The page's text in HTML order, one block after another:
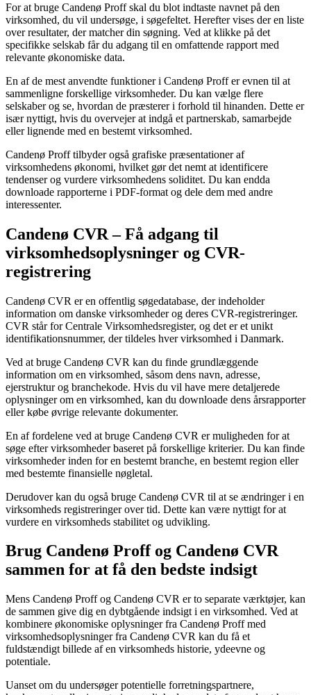
For at bruge Candenø Proff skal du blot indtaste navnet på den
virksomhed, du vil undersøge, i søgefeltet. Herefter vises der en liste
over resultater, der matcher din søgning. Ved at klikke på det
specifikke selskab får du adgang til en omfattende rapport med
relevante økonomiske data.
En af de mest anvendte funktioner i Candenø Proff er evnen til at
sammenligne forskellige virksomheder. Du kan vælge flere
selskaber og se, hvordan de præsterer i forhold til hinanden. Dette er
især nyttigt, hvis du overvejer at indgå et partnerskab, samarbejde
eller lignende med en bestemt virksomhed.
Candenø Proff tilbyder også grafiske præsentationer af
virksomhedens økonomi, hvilket gør det nemt at identificere
tendenser og vurdere virksomhedens soliditet. Du kan endda
downloade rapporterne i PDF-format og dele dem med andre
interessenter.
Candenø CVR – Få adgang til
virksomhedsoplysninger og CVR-
registrering
Candenø CVR er en offentlig søgedatabase, der indeholder
information om danske virksomheder og deres CVR-registreringer.
CVR står for Centrale Virksomhedsregister, og det er et unikt
identifikationsnummer, der tildeles hver virksomhed i Danmark.
Ved at bruge Candenø CVR kan du finde grundlæggende
information om en virksomhed, såsom dens navn, adresse,
ejerstruktur og branchekode. Hvis du vil have mere detaljerede
oplysninger om en virksomhed, kan du downloade dens årsrapporter
eller købe øvrige relevante dokumenter.
En af fordelene ved at bruge Candenø CVR er muligheden for at
søge efter virksomheder baseret på forskellige kriterier. Du kan finde
virksomheder inden for en bestemt branche, en bestemt region eller
med bestemte finansielle nøgletal.
Derudover kan du også bruge Candenø CVR til at se ændringer i en
virksomheds registreringer over tid. Dette kan være nyttigt for at
vurdere en virksomheds stabilitet og udvikling.
Brug Candenø Proff og Candenø CVR
sammen for at få den bedste indsigt
Mens Candenø Proff og Candenø CVR er to separate værktøjer, kan
de sammen give dig en dybtgående indsigt i en virksomhed. Ved at
kombinere økonomiske oplysninger fra Candenø Proff med
virksomhedsoplysninger fra Candenø CVR kan du få et
fuldstændigt billede af en virksomheds historie, ydeevne og
potentiale.
Uanset om du undersøger potentielle forretningspartnere,